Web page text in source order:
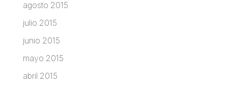
agosto 2015
julio 2015
junio 2015
mayo 2015
abril 2015